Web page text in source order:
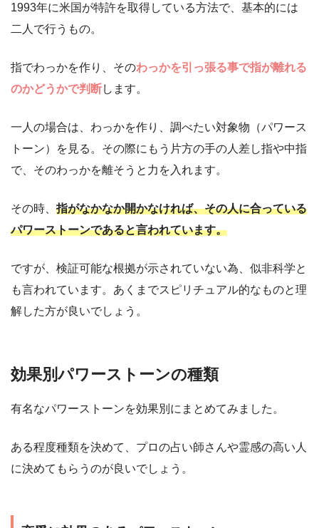
1993年に米国が特許を取得している方法で、基本的には
二人で行うもの。
指でわっかを作り、そのわっかを引っ張る事で指が離れる
のかどうかで判断します。
一人の場合は、わっかを作り、調べたい対象物（パワース
トーン）を見る。その際にもう片方の手の人差し指や中指
で、そのわっかを離そうと力を入れます。
その時、 指がなかなか開かなければ、その人に合っている
パワーストーンであると言われています。
ですが、検証可能な根拠が示されていない為、似非科学と
も言われています。あくまでスピリチュアル的なものと理
解した方が良いでしょう。
効果別パワーストーンの種類
有名なパワーストーンを効果別にまとめてみました。
ある程度種類を決めて、プロの占い師さんや霊感の高い人
に決めてもらうのが良いでしょう。